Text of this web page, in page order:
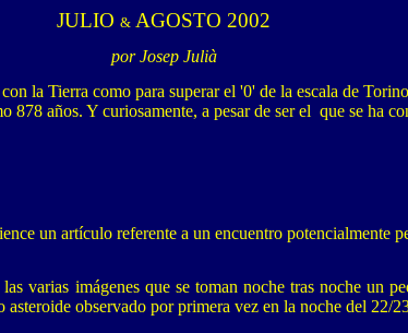
JULIO & AGOSTO 2002
por Josep Julià
la Tierra como para superar el '0' de la escala de
años. Y curiosamente, a pesar de ser el que se ha
un artículo referente a un encuentro potencialmente
varias imágenes que se toman noche tras noche un
observado por primera vez en la noche del